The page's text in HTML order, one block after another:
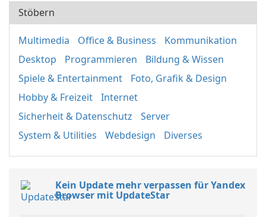
Stöbern
Multimedia Office & Business
Kommunikation
Desktop
Programmieren
Bildung & Wissen
Spiele & Entertainment
Foto, Grafik & Design
Hobby & Freizeit
Internet
Sicherheit & Datenschutz
Server
System & Utilities
Webdesign Diverses
Kein Update mehr verpassen für Yandex
Browser mit UpdateStar